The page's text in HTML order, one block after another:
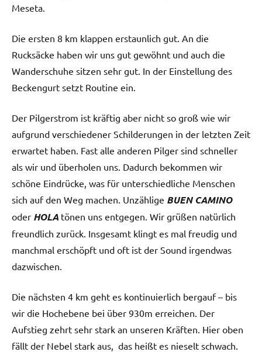
Meseta.
Die ersten 8 km klappen erstaunlich gut. An die
Rucksäcke haben wir uns gut gewöhnt und auch die
Wanderschuhe sitzen sehr gut. In der Einstellung des
Beckengurt setzt Routine ein.
Der Pilgerstrom ist kräftig aber nicht so groß wie wir
aufgrund verschiedener Schilderungen in der letzten Zeit
erwartet haben. Fast alle anderen Pilger sind schneller
als wir und überholen uns. Dadurch bekommen wir
schöne Eindrücke, was für unterschiedliche Menschen
sich auf den Weg machen. Unzählige BUEN CAMINO
oder HOLA tönen uns entgegen. Wir grüßen natürlich
freundlich zurück. Insgesamt klingt es mal freudig und
manchmal erschöpft und oft ist der Sound irgendwas
dazwischen.
Die nächsten 4 km geht es kontinuierlich bergauf – bis
wir die Hochebene bei über 930m erreichen. Der
Aufstieg zehrt sehr stark an unseren Kräften. Hier oben
fällt der Nebel stark aus, das heißt es nieselt schwach.